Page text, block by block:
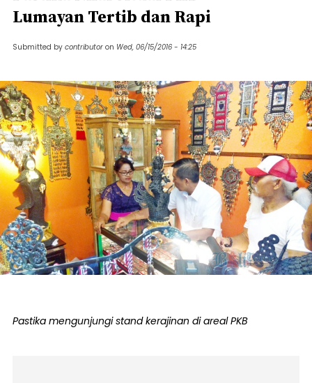
Lumayan Tertib dan Rapi
Submitted by contributor on Wed, 06/15/2016 - 14:25
Pastika mengunjungi stand kerajinan di areal PKB